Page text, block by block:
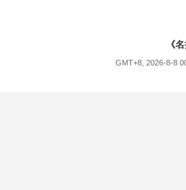
《
GMT+8, 2026-8-8